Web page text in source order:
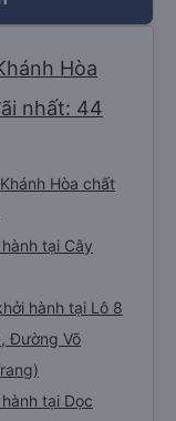
Hòa
nhất: 44
Hòa chất
tại Cây
hành tại Lô 8
Đường Võ
tại Dọc